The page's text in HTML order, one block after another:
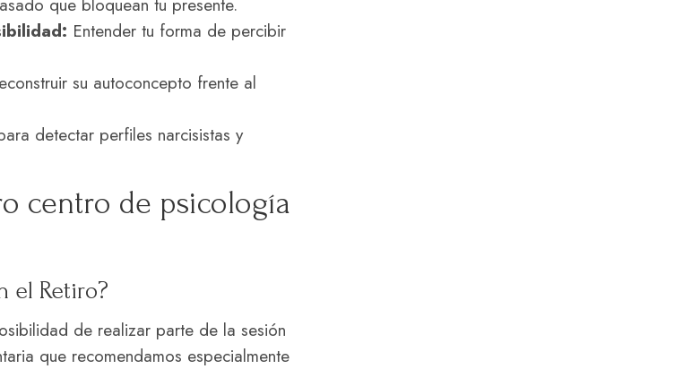
que bloquean tu presente.
Entender tu forma de percibir
su autoconcepto frente al
detectar perfiles narcisistas y
centro de psicología
el Retiro?
de realizar parte de la sesión
que recomendamos especialmente